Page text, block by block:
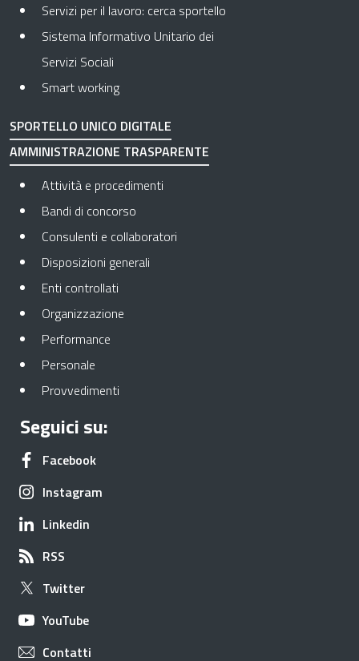
Servizi per il lavoro: cerca sportello
Sistema Informativo Unitario dei
Servizi Sociali
Smart working
SPORTELLO UNICO DIGITALE
AMMINISTRAZIONE TRASPARENTE
Attività e procedimenti
Bandi di concorso
Consulenti e collaboratori
Disposizioni generali
Enti controllati
Organizzazione
Performance
Personale
Provvedimenti
Seguici su:
FacebookApre in una nuova scheda
Instagram
Linkedin
RSS
TwitterApre in una nuova scheda
YouTubeApre in una nuova scheda
Contatti